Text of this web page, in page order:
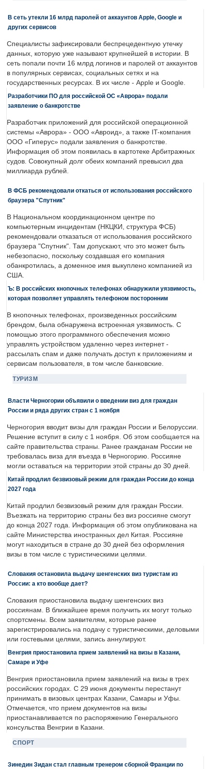
В сеть утекли 16 млрд паролей от аккаунтов Apple, Google и
других сервисов
Специалисты зафиксировали беспрецедентную утечку
данных, которую уже называют крупнейшей в истории. В
сеть попали почти 16 млрд логинов и паролей от аккаунтов
в популярных сервисах, социальных сетях и на
государственных ресурсах. В их числе - Apple и Google.
Разработчики ПО для российской ОС «Аврора» подали
заявление о банкротстве
Разработчик приложений для российской операционной
системы «Аврора» - ООО «Авроид», а также IT-компания
ООО «Гиперус» подали заявления о банкротстве.
Информация об этом появилась в картотеке Арбитражных
судов. Совокупный долг обеих компаний превысил два
миллиарда рублей.
В ФСБ рекомендовали откаться от использования российского
браузера "Спутник"
В Национальном координационном центре по
компьютерным инцидентам (НКЦКИ, структура ФСБ)
рекомендовали отказаться от использования российского
браузера "Спутник". Там допускают, что это может быть
небезопасно, поскольку создавшая его компания
обанкротилась, а доменное имя выкуплено компанией из
США.
Ъ: В российских кнопочных телефонах обнаружили уязвимость,
которая позволяет управлять телефоном посторонним
В кнопочных телефонах, произведенных российским
брендом, была обнаружена встроенная уязвимость. С
помощью этого программного обеспечения можно
управлять устройством удаленно через интернет -
рассылать спам и даже получать доступ к приложениям и
сервисам пользователя, в том числе банковские.
ТУРИЗМ
Власти Черногории объявили о введении виз для граждан
России и ряда других стран с 1 ноября
Черногория вводит визы для граждан России и Белоруссии.
Решение вступит в силу с 1 ноября. Об этом сообщается на
сайте правительства страны. Ранее гражданам России не
требовалась виза для въезда в Черногорию. Россияне
могли оставаться на территории этой страны до 30 дней.
Китай продлил безвизовый режим для граждан России до конца
2027 года
Китай продлил безвизовый режим для граждан России.
Въезжать на территорию страны без виз россияне смогут
до конца 2027 года. Информация об этом опубликована на
сайте Министерства иностранных дел Китая. Россияне
могут находиться в стране до 30 дней без оформления
визы в том числе с туристическими целями.
Словакия остановила выдачу шенгенских виз туристам из
России: а кто вообще дает?
Словакия приостановила выдачу шенгенских виз
россиянам. В ближайшее время получить их могут только
спортсмены. Всем заявителям, которые ранее
зарегистрировались на подачу с туристическими, деловыми
или гостевыми целями, запись аннулируют.
Венгрия приостановила прием заявлений на визы в Казани,
Самаре и Уфе
Венгрия приостановила прием заявлений на визы в трех
российских городах. С 29 июня документы перестанут
принимать в визовых центрах Казани, Самары и Уфы.
Отмечается, что прием документов на визы
приостанавливается по распоряжению Генерального
консульства Венгрии в Казани.
СПОРТ
Зинедин Зидан стал главным тренером сборной Франции по